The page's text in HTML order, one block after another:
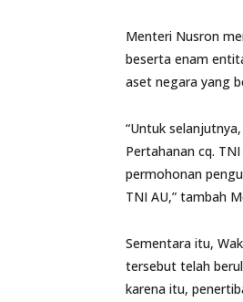
Menteri Nusron
beserta enam
aset negara yang
“Untuk
Pertahanan cq.
permohonan
TNI AU,” tambah
Sementara itu,
tersebut telah
karena itu,